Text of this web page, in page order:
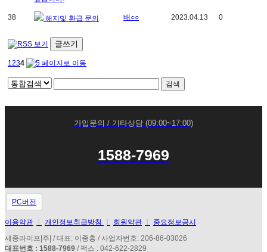
38 해지및 환급 문의 배○○ 2023.04.13 0
글쓰기
1234
가입문의 / 기타상담 (09:00~17:00)
1588-7969
PC버전
이용약관 개인정보취급방침 회원약관
중요정보공시
세종라이프|주| / 대표: 이종흥 / 사업자번호: 206-86-03026
대표번호 : 1588-7969 / 팩스 : 042-622-2829